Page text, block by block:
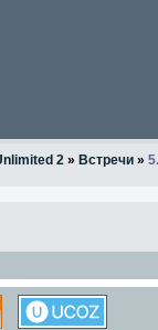
2 » Встречи »